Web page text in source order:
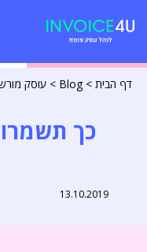
דף הבית >
Blog
> עוסק
כך
13.10.2019